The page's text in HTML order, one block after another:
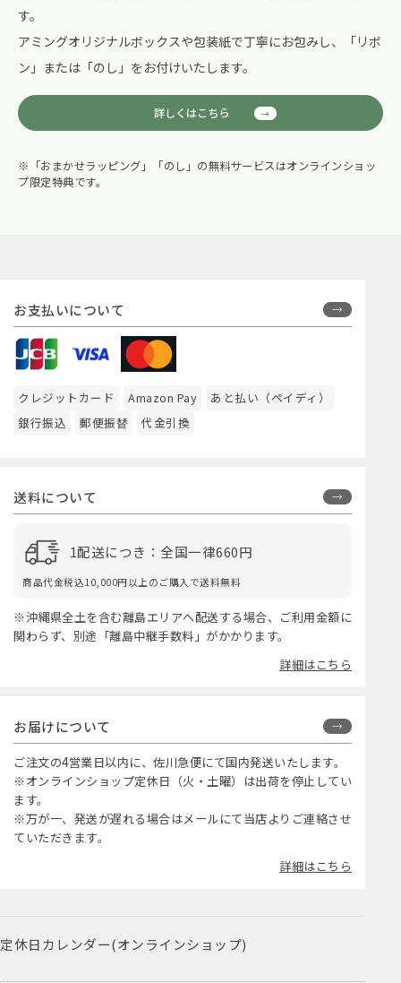
す。
アミングオリジナルボックスや包装紙で丁寧にお包みし、「リボ
ン」または「のし」をお付けいたします。
詳しくはこちら
※「おまかせラッピング」「のし」の無料サービスはオンラインショッ
プ限定特典です。
お支払いについて
クレジットカード Amazon Pay
あと払い（ペイディ）
銀行振込
郵便振替 代金引換
送料について
1配送につき：全国一律660円
商品代金税込10,000円以上のご購入で送料無料
※沖縄県全土を含む離島エリアへ配送する場合、ご利用金額に
関わらず、別途「離島中継手数料」がかかります。
詳細はこちら
お届けについて
ご注文の4営業日以内に、佐川急便にて国内発送いたします。
※オンラインショップ定休日（火・土曜）は出荷を停止してい
ます。
※万が一、発送が遅れる場合はメールにて当店よりご連絡させ
ていただきます。
詳細はこちら
定休日カレンダー(オンラインショップ)